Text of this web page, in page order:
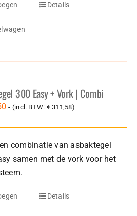
Details
300 Easy + Vork | Combi
- (incl. BTW: €311,58)
combinatie van asbaktegel
samen met de vork voor het
Details